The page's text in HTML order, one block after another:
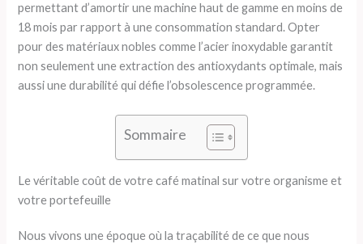
permettant d’amortir une machine haut de gamme en moins de
18 mois par rapport à une consommation standard. Opter
pour des matériaux nobles comme l’acier inoxydable garantit
non seulement une extraction des antioxydants optimale, mais
aussi une durabilité qui défie l’obsolescence programmée.
Sommaire
Le véritable coût de votre café matinal sur votre organisme et
votre portefeuille
Nous vivons une époque où la traçabilité de ce que nous